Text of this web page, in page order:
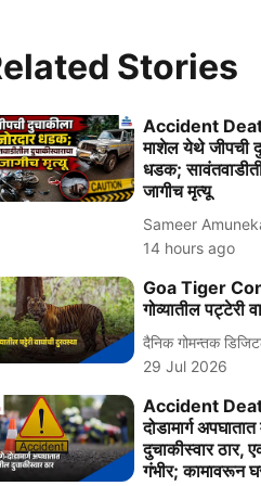
Stories
Accident
माशेल येथे जीपची
धडक;
जागीच मृत्यू
Sameer
14 hours ago
Goa Tiger
गोव्यातील पट्टेरी
दैनिक गोमन्तक
29 Jul 2026
Accident
दोडामार्ग
दुचाकीस्वार ठार,
गंभीर; कामावरून